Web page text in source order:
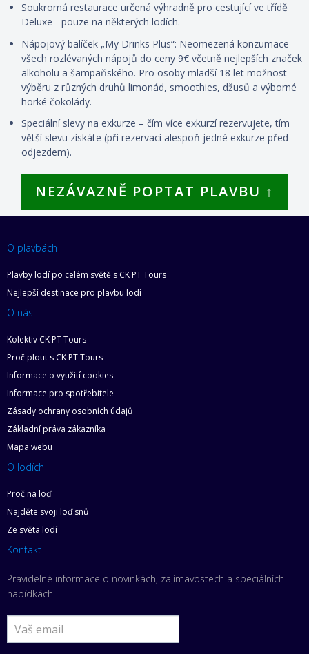
Soukromá restaurace určená výhradně pro cestující ve třídě
Deluxe - pouze na některých lodích.
Nápojový balíček „My Drinks Plus“: Neomezená konzumace
všech rozlévaných nápojů do ceny 9€ včetně nejlepších značek
alkoholu a šampaňského. Pro osoby mladší 18 let možnost
výběru z různých druhů limonád, smoothies, džusů a výborné
horké čokolády.
Speciální slevy na exkurze – čím více exkurzí rezervujete, tím
větší slevu získáte (při rezervaci alespoň jedné exkurze před
odjezdem).
NEZÁVAZNĚ POPTAT PLAVBU ↑
O plavbách
Plavby lodí po celém světě s CK PT Tours
Nejlepší destinace pro plavbu lodí
O nás
Kolektiv CK PT Tours
Proč plout s CK PT Tours
Informace o využití cookies
Informace pro spotřebitele
Zásady ochrany osobních údajů
Základní práva zákazníka
Mapa webu
O lodích
Proč na loď
Najděte svoji loď snů
Ze světa lodí
Kontakt
Pravidelné informace o novinkách, zajímavostech a speciálních
nabídkách.